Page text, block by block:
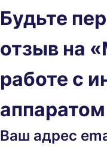
Будьте
отзыв на
работе с
Ваш адрес